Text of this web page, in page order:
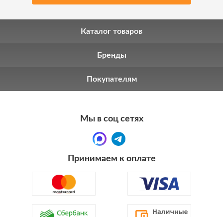
Каталог товаров
Бренды
Покупателям
Мы в соц сетях
Принимаем к оплате